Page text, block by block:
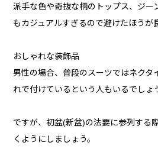
派手な色や奇抜な柄のトップス、ジー
もカジュアルすぎるので避けたほうが
おしゃれな装飾品
男性の場合、普段のスーツではネクタ
れで付けているという人もいるでしょ
ですが、初盆(新盆)の法要に参列する
くようにしましょう。